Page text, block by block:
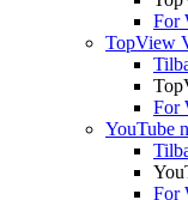
For
TopView
For
YouTube
For